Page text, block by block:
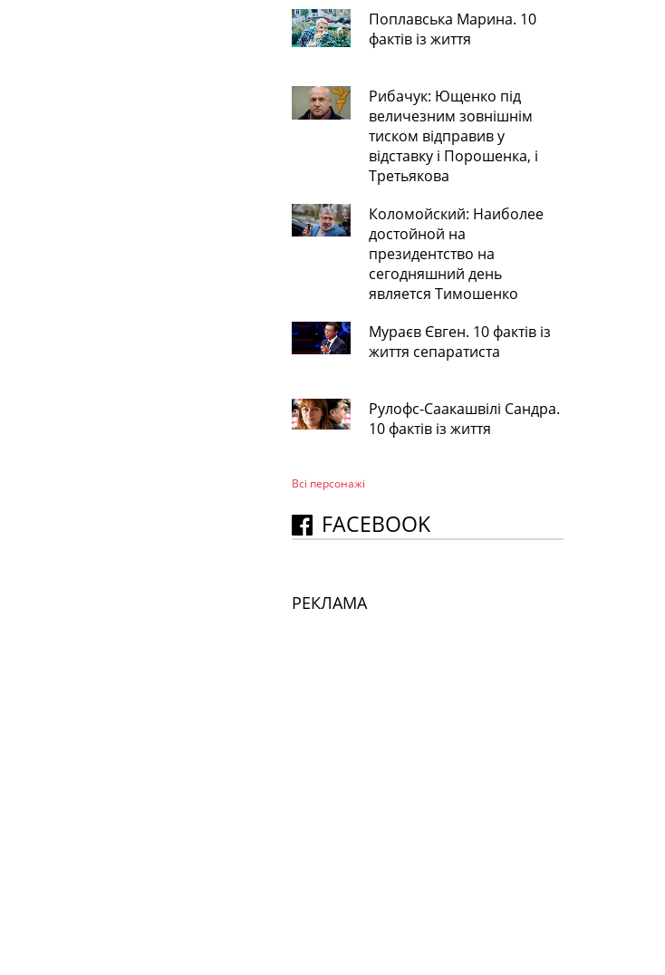
Поплавська Марина. 10
фактів із життя
Рибачук: Ющенко під
величезним зовнішнім
тиском відправив у
відставку і Порошенка, і
Третьякова
Коломойский: Наиболее
достойной на
президентство на
сегодняшний день
является Тимошенко
Мураєв Євген. 10 фактів із
життя сепаратиста
Рулофс-Саакашвілі Сандра.
10 фактів із життя
Всі персонажi
FACEBOOK
РЕКЛАМА